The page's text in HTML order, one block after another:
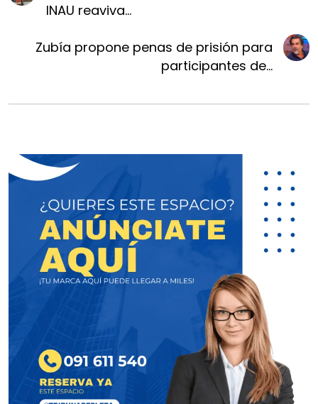
INAU reaviva...
Zubía propone penas de prisión para
participantes de...